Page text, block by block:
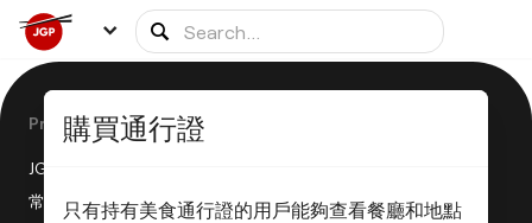
購買通行證
只有持有美食通行證的用戶能夠查看餐廳和地點
Product
JGP 是如何運作的？
常見問題